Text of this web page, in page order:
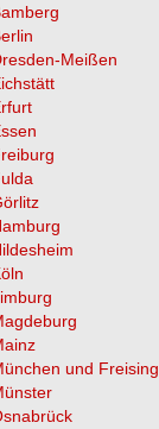
Meißen
und Freising